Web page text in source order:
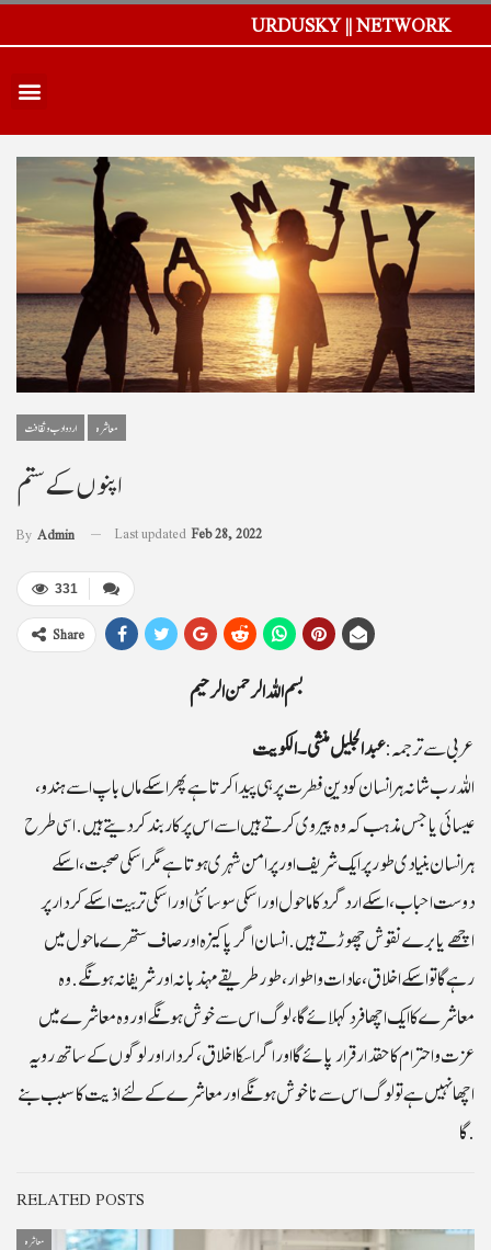
URDUSKY || NETWORK
اردو ادب و ثقافت معاشرہ
اپنوں کے ستم
By Admin Last updated Feb 28, 2022
331
Share
بسم اللہ الرحمن الرحیم
عربی سے ترجمہ:عبدالجلیل منشی ۔ الکویت
اللہ رب شانہ ہر انسان کو دینِ فطرت پر ہی پیدا کرتا ہے پھر اسکے ماں باپ اسے ہندو،
عیسائی یا جس مذہب کہ وہ پیروی کرتے ہیں اسے اس پر کاربند کر دیتے ہیں. اسی طرح
ہر انسان بنیادی طور پر ایک شریف اور پرامن شہری ہوتا ہے مگر اسکی صحبت،اسکے
دوست احباب،اسکے ارد گرد کا ماحول اور اسکی سوسائٹی اور اسکی تربیت اسکے کردارپر
اچھے یا برے نقوش چھوڑتے ہیں. انسان اگرپاکیزہ اور صاف ستھرے ماحول میں
رہے گا تو اسکے اخلاق، عادات واطوار، طور طریقے مہذبانہ اور شریفانہ ہونگے. وہ
معاشرے کا ایک اچھا فرد کہلائے گا ، لوگ اس سے خوش ہونگے اور وہ معاشرے میں
عزت و احترام کا حقدار قرار پائے گا اور اگر اسکا اخلاق، کردار اور لوگوں کے ساتھ رویہ
اچھا نہیں ہے تو لوگ اس سے ناخوش ہونگے اور معاشرے کے لئے اذیت کا سبب بنے
گا.
RELATED POSTS
معاشرہ